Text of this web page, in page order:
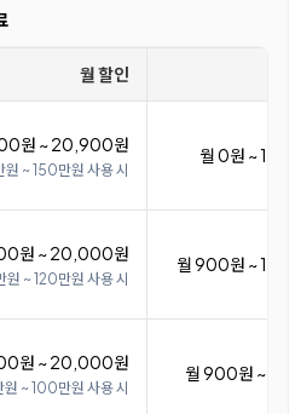
월 할인
원 ~ 20,900원
~ 150만원 사용 시
월 0원 ~
원 ~ 20,000원
~ 120만원 사용 시
월 900원 ~
원 ~ 20,000원
~ 100만원 사용 시
월 900원 ~